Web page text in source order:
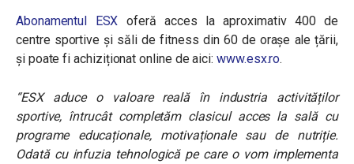
Abonamentul ESX oferă acces la aproximativ 400 de
centre sportive și săli de fitness din 60 de orașe ale țării,
și poate fi achiziționat online de aici:www.esx.ro.
“ESX aduce o valoare reală în industria activităților
sportive, întrucât completăm clasicul acces la sală cu
programe educaționale, motivaționale sau de nutriție.
Odată cu infuzia tehnologică pe care o vom implementa